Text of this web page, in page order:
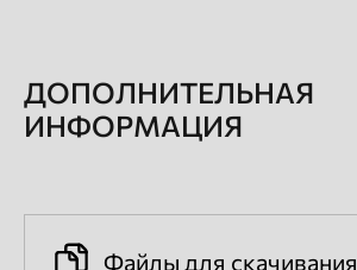
ДОПОЛНИТЕЛЬНАЯ
ИНФОРМАЦИЯ
Файлы для скачивания